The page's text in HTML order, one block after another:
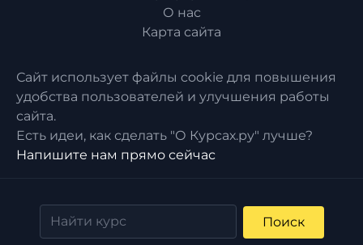
О нас
Карта сайта
Сайт использует файлы cookie для повышения
удобства пользователей и улучшения работы
сайта.
Есть идеи, как сделать "О Курсах.ру" лучше?
Напишите нам прямо сейчас
Поиск